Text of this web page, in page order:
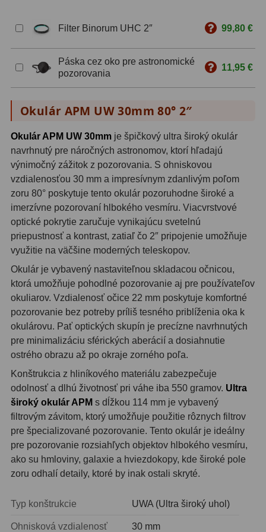
ZOOM
ED a Flat Field12
S mriežkou6
Filtre183
Mesačné a polarizačné 23
Slnečné
CLS a UHC14
Širokopásmové2
OIII 21
Hβ4
SII2
Planetárne7
Farebné66
Astro príslušenstvo175
Redukcia 1,25" a 2"17
Okulárové výťahy a ostrenie1
Binohlavy3
Filter Binorum UHC 2″ 99,80 €
Páska cez oko pre astronomické
pozorovania
11,95 €
Okulár APM UW 30mm 80° 2″
Okulár APM UW 30mm je špičkový ultra široký okulár
navrhnutý pre náročných astronomov, ktorí hľadajú
výnimočný zážitok z pozorovania. S ohniskovou
vzdialenosťou 30 mm a impresívnym zdanlivým poľom
zoru 80° poskytuje tento okulár pozoruhodne široké a
imerzívne pozorovaní hlbokého vesmíru. Viacvrstvové
optické pokrytie zaručuje vynikajúcu svetelnú
priepustnosť a kontrast, zatiaľ čo 2″ pripojenie umožňuje
využitie na väčšine moderných teleskopov.
Okulár je vybavený nastaviteľnou skladacou očnicou,
ktorá umožňuje pohodlné pozorovanie aj pre používateľov
okuliarov. Vzdialenosť očice 22 mm poskytuje komfortné
pozorovanie bez potreby príliš tesného priblíženia oka k
okulárovu. Pať optických skupín je precízne navrhnutých
pre minimalizáciu sférických aberácií a dosiahnutie
ostrého obrazu až po okraje zorného poľa.
Konštrukcia z hliníkového materiálu zabezpečuje
odolnosť a dlhú životnosť pri váhe iba 550 gramov. Ultra
široký okulár APM s dĺžkou 114 mm je vybavený
filtrovým závitom, ktorý umožňuje použitie rôznych filtrov
pre špecializované pozorovanie. Tento okulár je ideálny
pre pozorovanie rozsiahľych objektov hlbokého vesmíru,
ako su hmloviny, galaxie a hviezdokopy, kde široké pole
zoru odhalí detaily, ktoré by inak ostali skryté.
Typ konštrukcie UWA (Ultra široký uhol)
Ohnisková vzdialenosť 30 mm